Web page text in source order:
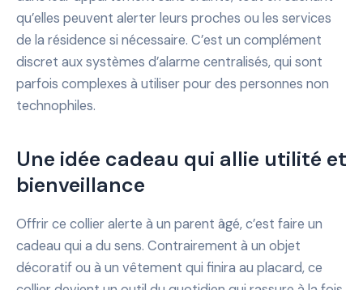
qu’elles peuvent alerter leurs proches ou les services
de la résidence si nécessaire. C’est un complément
discret aux systèmes d’alarme centralisés, qui sont
parfois complexes à utiliser pour des personnes non
technophiles.
Une idée cadeau qui allie utilité et
bienveillance
Offrir ce collier alerte à un parent âgé, c’est faire un
cadeau qui a du sens. Contrairement à un objet
décoratif ou à un vêtement qui finira au placard, ce